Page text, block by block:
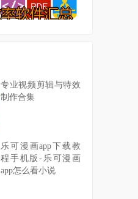
专业视频剪辑与特效
制作合集
乐可漫画app下载教
程手机版-乐可漫画
app怎么看小说